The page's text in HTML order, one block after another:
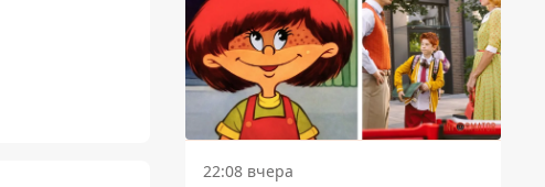
22:08 вчера